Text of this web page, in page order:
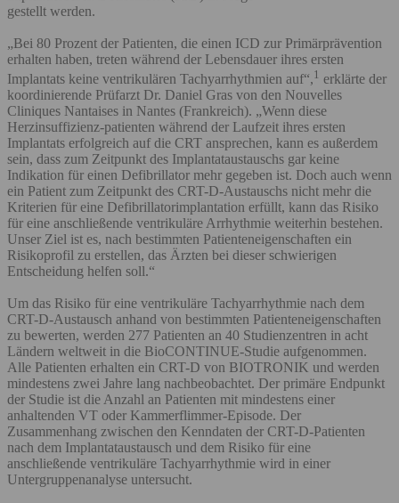
gestellt werden.
„Bei 80 Prozent der Patienten, die einen ICD zur Primärprävention
erhalten haben, treten während der Lebensdauer ihres ersten
Implantats keine ventrikulären Tachyarrhythmien auf“,1 erklärte der
koordinierende Prüfarzt Dr. Daniel Gras von den Nouvelles
Cliniques Nantaises in Nantes (Frankreich). „Wenn diese
Herzinsuffizienz-patienten während der Laufzeit ihres ersten
Implantats erfolgreich auf die CRT ansprechen, kann es außerdem
sein, dass zum Zeitpunkt des Implantataustauschs gar keine
Indikation für einen Defibrillator mehr gegeben ist. Doch auch wenn
ein Patient zum Zeitpunkt des CRT-D-Austauschs nicht mehr die
Kriterien für eine Defibrillatorimplantation erfüllt, kann das Risiko
für eine anschließende ventrikuläre Arrhythmie weiterhin bestehen.
Unser Ziel ist es, nach bestimmten Patienteneigenschaften ein
Risikoprofil zu erstellen, das Ärzten bei dieser schwierigen
Entscheidung helfen soll.“
Um das Risiko für eine ventrikuläre Tachyarrhythmie nach dem
CRT-D-Austausch anhand von bestimmten Patienteneigenschaften
zu bewerten, werden 277 Patienten an 40 Studienzentren in acht
Ländern weltweit in die BioCONTINUE-Studie aufgenommen.
Alle Patienten erhalten ein CRT-D von BIOTRONIK und werden
mindestens zwei Jahre lang nachbeobachtet. Der primäre Endpunkt
der Studie ist die Anzahl an Patienten mit mindestens einer
anhaltenden VT oder Kammerflimmer-Episode. Der
Zusammenhang zwischen den Kenndaten der CRT-D-Patienten
nach dem Implantataustausch und dem Risiko für eine
anschließende ventrikuläre Tachyarrhythmie wird in einer
Untergruppenanalyse untersucht.